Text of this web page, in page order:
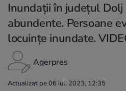
Inundații în județul
abundente. Persoane
locuinţe inundate.
Agerpres
Actualizat pe 06 iul. 2023, 12:35